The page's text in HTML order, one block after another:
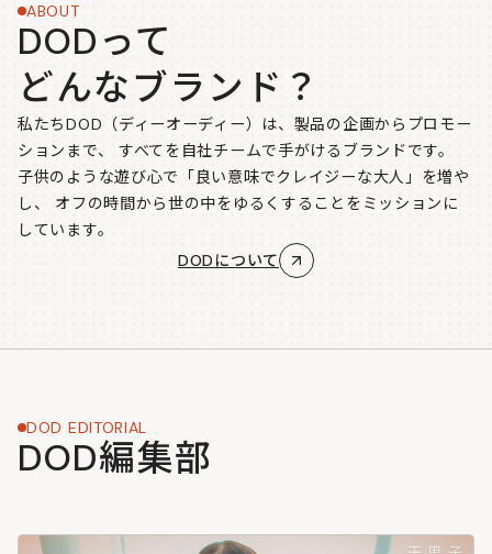
ABOUT
DODって
どんなブランド？
私たちDOD（ディーオーディー）は、製品の企画からプロモー
ションまで、
すべてを自社チームで手がけるブランドです。
子供のような遊び心で「良い意味でクレイジーな大人」を増や
し、
オフの時間から世の中をゆるくすることをミッションに
しています。
DODについて
DOD EDITORIAL
DOD編集部